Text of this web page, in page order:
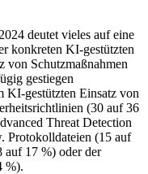
deutet vieles auf eine
konkreten KI-gestützten
von Schutzmaßnahmen
gestiegen
KI-gestützten Einsatz von
(30 auf 36
Threat Detection
Protokolldateien (15 auf
auf 17 %) oder der
%).